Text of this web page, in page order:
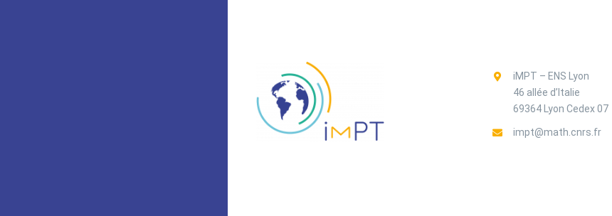
iMPT – ENS Lyon
46 allée d’Italie
69364 Lyon Cedex 07
impt@math.cnrs.fr